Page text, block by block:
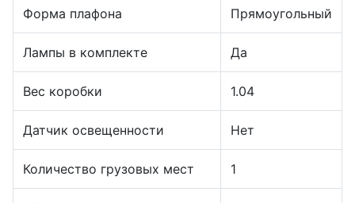
Форма плафона Прямоугольный
Лампы в комплекте Да
Вес коробки 1.04
Датчик освещенности Нет
Количество грузовых мест 1